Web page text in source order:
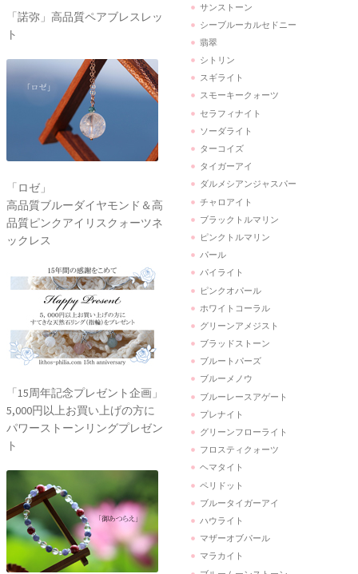
「諾弥」高品質ペアブレスレッ
ト
「ロゼ」
高品質ブルーダイヤモンド＆高
品質ピンクアイリスクォーツネ
ックレス
「15周年記念プレゼント企画」
5,000円以上お買い上げの方に
パワーストーンリングプレゼン
ト
サンストーン
シーブルーカルセドニー
翡翠
シトリン
スギライト
スモーキークォーツ
セラフィナイト
ソーダライト
ターコイズ
タイガーアイ
ダルメシアンジャスパー
チャロアイト
ブラックトルマリン
ピンクトルマリン
パール
パイライト
ピンクオパール
ホワイトコーラル
グリーンアメジスト
ブラッドストーン
ブルートパーズ
ブルーメノウ
ブルーレースアゲート
プレナイト
グリーンフローライト
フロスティクォーツ
ヘマタイト
ペリドット
ブルータイガーアイ
ハウライト
マザーオブパール
マラカイト